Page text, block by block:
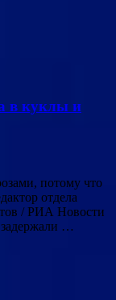
в куклы и
потому что
отдела
/ РИА Новости
…